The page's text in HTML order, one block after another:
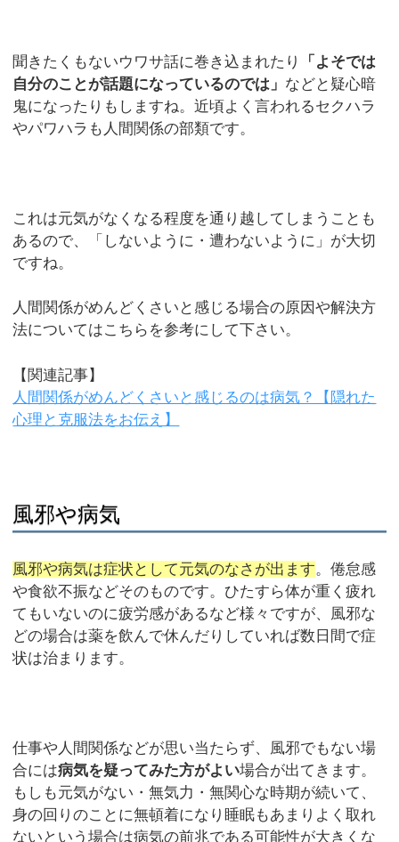
聞きたくもないウワサ話に巻き込まれたり
「よそでは
自分のことが話題になっているのでは」 などと疑心暗
鬼になったりもしますね。近頃よく言われるセクハラ
やパワハラも人間関係の部類です。
これは元気がなくなる程度を通り越してしまうことも
あるので、「しないように・遭わないように」が大切
ですね。
人間関係がめんどくさいと感じる場合の原因や解決方
法についてはこちらを参考にして下さい。
【関連記事】
人間関係がめんどくさいと感じるのは病気？【隠れた
心理と克服法をお伝え】
風邪や病気
風邪や病気は症状として元気のなさが出ます。倦怠感
や食欲不振などそのものです。ひたすら体が重く疲れ
てもいないのに疲労感があるなど様々ですが、風邪な
どの場合は薬を飲んで休んだりしていれば数日間で症
状は治まります。
仕事や人間関係などが思い当たらず、風邪でもない場
合には病気を疑ってみた方がよい場合が出てきます。
もしも元気がない・無気力・無関心な時期が続いて、
身の回りのことに無頓着になり睡眠もあまりよく取れ
ないという場合は病気の前兆である可能性が大きくな